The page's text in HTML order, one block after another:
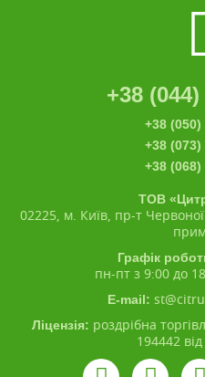
+38
+38 (050)
+38 (073)
+38 (068)
ТОВ
02225, м. Київ, пр-т
Графік
пн-пт з 9:00 до
E-mail:
Ліцензія: роздрібна
194442